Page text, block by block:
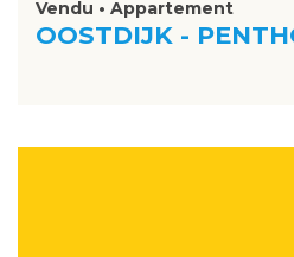
Vendu • Appartement
OOSTDIJK -